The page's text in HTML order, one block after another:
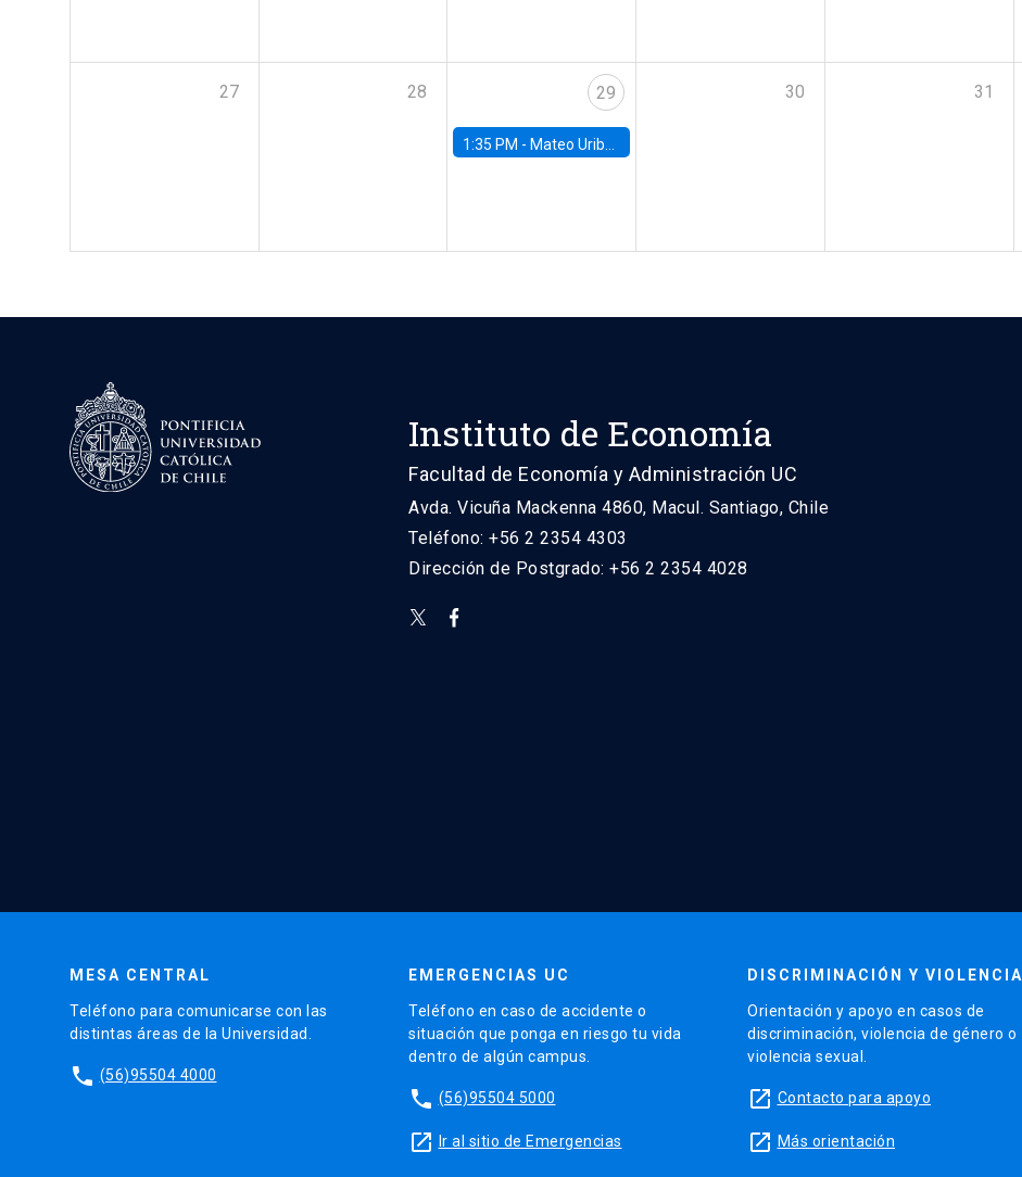
27 28 29
1:35 PM - Mateo Uribe-Castro, Universidad de los Andes (Colombia)
30 31
Instituto de Economía
Facultad de Economía y Administración UC
Avda. Vicuña Mackenna 4860, Macul. Santiago, Chile
Teléfono: +56 2 2354 4303
Dirección de Postgrado: +56 2 2354 4028
MESA CENTRAL
Teléfono para comunicarse con las
distintas áreas de la Universidad.
phone (56)95504 4000
EMERGENCIAS UC
Teléfono en caso de accidente o
situación que ponga en riesgo tu vida
dentro de algún campus.
phone (56)95504 5000
launch Ir al sitio de Emergencias
DISCRIMINACIÓN Y VIOLENCIA
Orientación y apoyo en casos de
discriminación, violencia de género o
violencia sexual.
launch Contacto para apoyo
launch Más orientación